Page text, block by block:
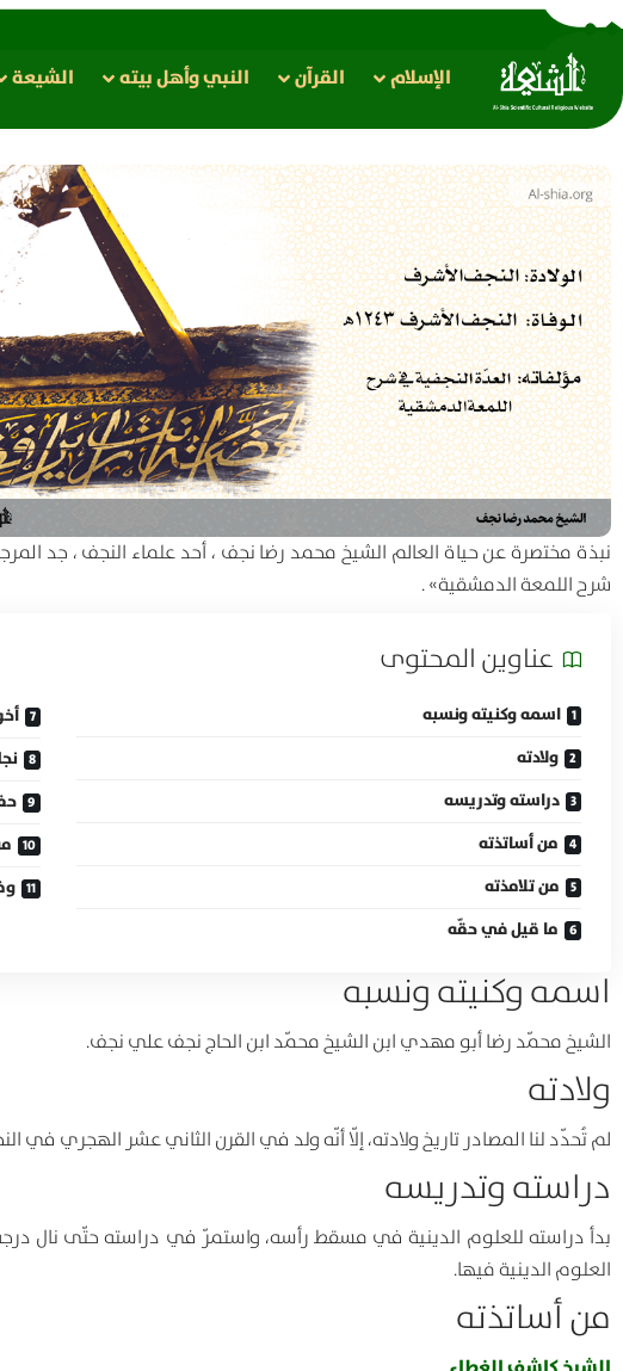
الإسلام القرآن النبي وأهل بيته الشيعة
نبذة مختصرة عن حياة العالم الشيخ محمد رضا نجف ، أحد علماء النجف ، جد
شرح اللمعة الدمشقية» .
عناوين المحتوی
اسمه وكنيته ونسبه
ولادته
دراسته وتدريسه
من أساتذته
من تلامذته
ما قيل في حقّه
اسمه وكنيته ونسبه
الشيخ محمّد رضا أبو مهدي ابن الشيخ محمّد ابن الحاج نجف علي نجف.
ولادته
لم تُحدّد لنا المصادر تاريخ ولادته، إلّا أنّه ولد في القرن الثاني عشر الهجري في
دراسته وتدريسه
بدأ دراسته للعلوم الدينية في مسقط رأسه، واستمرّ في دراسته حتّى نال
العلوم الدينية فيها.
من أساتذته